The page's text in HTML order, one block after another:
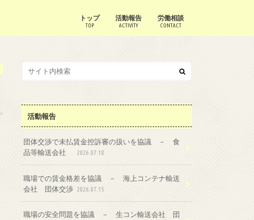
トップ
TOP
活動報告
ACTIVITY
労働相談
CONTACT
活動報告
団体交渉で未払賃金控訴審の扱いを協議 － 食
品等輸送会社
2026.07.18
職場での賃金格差を協議 － 海上コンテナ輸送
会社 団体交渉 2026.07.15
職場の安全問題を協議 － 生コン輸送会社 団